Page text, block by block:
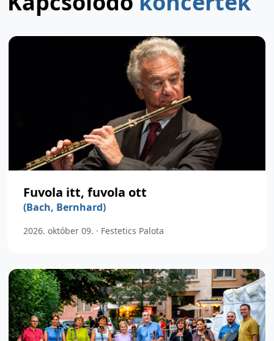
Fuvola itt, fuvola ott
(Bach, Bernhard)
2026. október 09. · Festetics Palota